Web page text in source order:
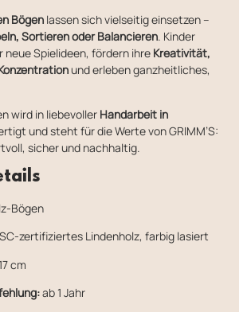
Bögen lassen sich vielseitig einsetzen –
Sortieren oder Balancieren. Kinder
Spielideen, fördern ihre Kreativität,
und erleben ganzheitliches,
wird in liebevoller Handarbeit in
und steht für die Werte von GRIMM’S:
sicher und nachhaltig.
Bögen
zertifiziertes Lindenholz, farbig lasiert
cm
ab 1 Jahr